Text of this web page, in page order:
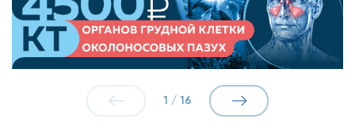
1 / 16